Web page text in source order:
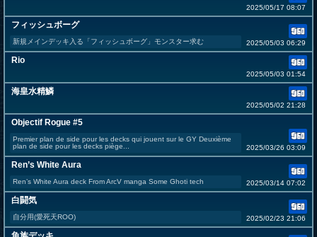
2025/05/17 08:07
フィッシュボーグ
新規メインデッキ入る「フィッシュボーグ」モンスター求む 2025/05/03 06:29
Rio
2025/05/03 01:54
海皇水精鱗
2025/05/02 21:28
Objectif Rogue #5
Premier plan de side pour les decks qui jouent sur le GY Deuxième
plan de side pour les decks piège...
2025/03/26 03:09
Ren’s White Aura
Ren’s White Aura deck From ArcV manga Some Ghoti tech 2025/03/14 07:02
白闘気
自分用(愛死天ROO) 2025/02/23 21:06